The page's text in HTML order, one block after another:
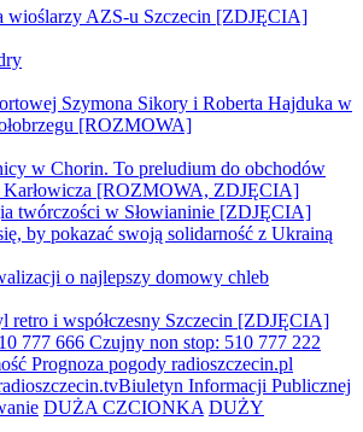
wioślarzy AZS-u Szczecin [ZDJĘCIA]
Szymona Sikory i Roberta Hajduka w
[ROZMOWA]
w Chorin. To preludium do obchodów
Karłowicza [ROZMOWA, ZDJĘCIA]
twórczości w Słowianinie [ZDJĘCIA]
by pokazać swoją solidarność z Ukrainą
o najlepszy domowy chleb
retro i współczesny Szczecin [ZDJĘCIA]
777 666 Czujny non stop: 510 777 222
Prognoza pogody radioszczecin.pl
Biuletyn Informacji Publicznej
DUŻA CZCIONKA DUŻY